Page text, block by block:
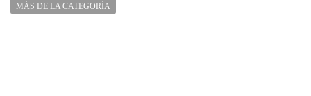
MÁS DE LA CATEGORÍA